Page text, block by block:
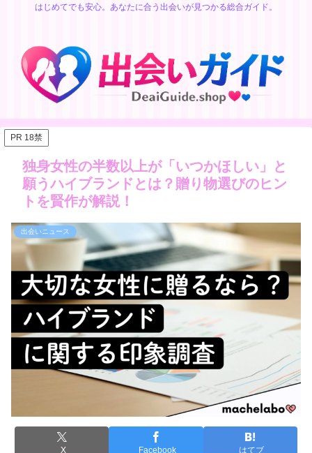
はじめてでも安心。あなたに合う出会いが見つかる総合ガイド。
PR 18禁
独身女性の半数以上が「いつかほしい」と
願うハイブランドとは？贈り物選びのヒン
トを賢作が解説！
出会いニュース
X Facebook はてブ